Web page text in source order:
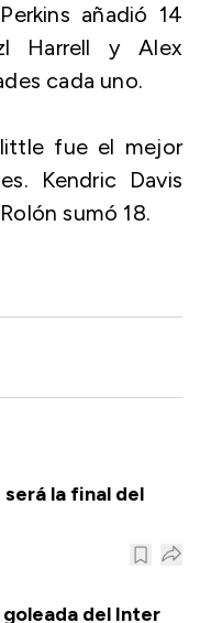
añadió 14
Harrell y Alex
cada uno.
fue el mejor
Kendric Davis
sumó 18.
será la final del
del Inter